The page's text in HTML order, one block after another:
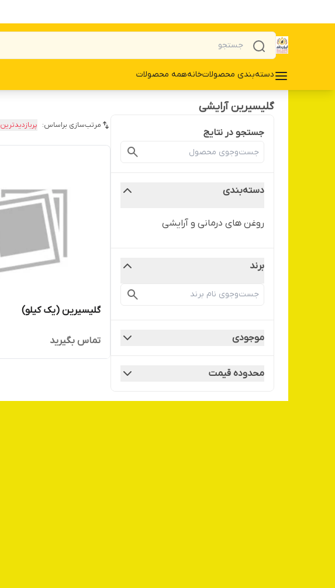
دسته‌بندی محصولاتخانههمه محصولات
گلیسیرین آرایشی
جستجو در نتایج
دسته‌بندی
روغن های درمانی و آرایشی
برند
موجودی
محدوده قیمت
مرتب‌سازی براساس: پربازدیدترین
گلیسیرین (یک کیلو)
تماس بگیرید